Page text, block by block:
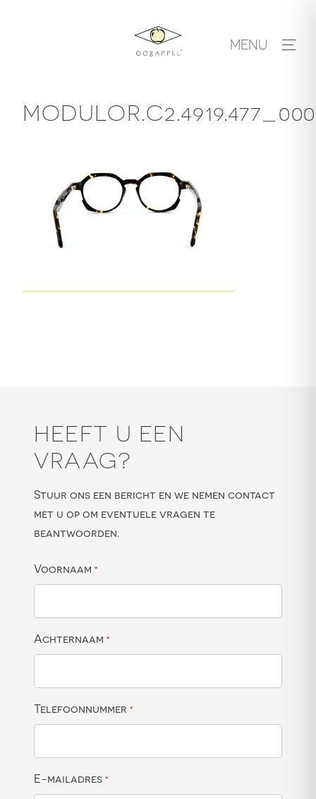
MENU
HEEFT U EEN
VRAAG?
Stuur ons een bericht en we nemen contact
met u op om eventuele vragen te
beantwoorden.
Voornaam *
Achternaam *
Telefoonnummer *
E-mailadres *